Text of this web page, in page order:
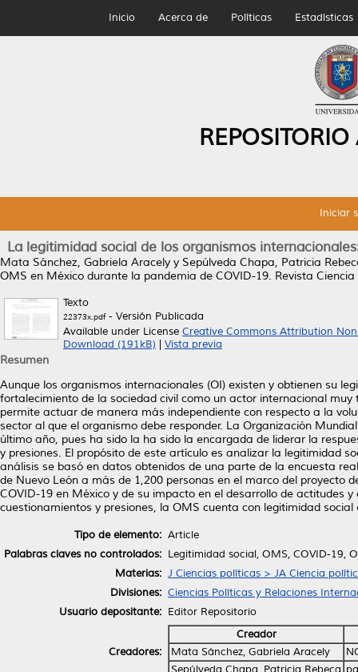
Inicio Acerca de Políticas Estadísticas
Iniciar
La legitimidad social de los organismos
Mata Sánchez, Gabriela Aracely y Sepúlveda Chapa, Patricia
OMS en México durante la pandemia de COVID-19. Revista
Texto
22373x.pdf- Versión Publicada
Available under License Creative Commons Attribution
Download (191kB)
Vista previa
Resumen
Aunque los organismos internacionales (OI) existen y obtienen su
fortalecimiento de la sociedad civil como un actor internacional
permite actuar de manera más independiente con respecto a la
sector al que el organismo debe responder. La Organización
último año, pues ha sido la ha sido la encargada de liderar la
y presiones. El propósito de este artículo es analizar la legitimidad
análisis se basó en datos obtenidos de una parte de la encuesta
de Nuevo León a más de 1,200 personas en el marco del proyecto
COVID-19 en México y de su impacto en el desarrollo de actitudes
cuestionamientos y presiones, la OMS cuenta con legitimidad social
Tipo de elemento: Article
Palabras claves no controlados: Legitimidad social, OMS, COVID-19,
Materias: J Ciencias políticas > JA Ciencia
Divisiones: Ciencias Políticas y Relaciones
Usuario depositante: Editor Repositorio
Creadores:
Creador
Mata Sánchez, Gabriela Aracely
Sepúlveda Chapa, Patricia Rebeca